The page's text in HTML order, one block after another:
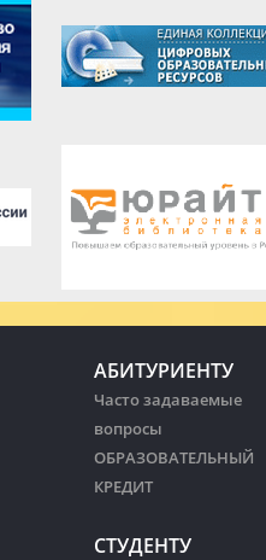
АБИТУРИЕНТУ
Часто задаваемые
вопросы
ОБРАЗОВАТЕЛЬНЫЙ
КРЕДИТ
СТУДЕНТУ